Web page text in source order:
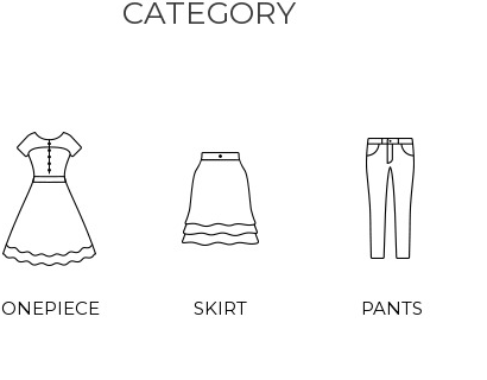
CATEGORY
ONEPIECE SKIRT PANTS